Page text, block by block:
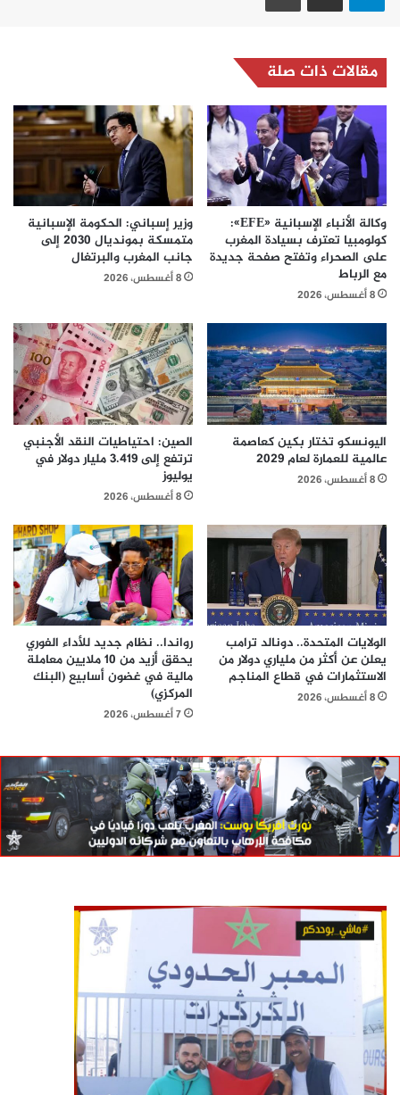
مقالات ذات صلة
وكالة الأنباء الإسبانية «EFE»:
كولومبيا تعترف بسيادة المغرب
على الصحراء وتفتح صفحة جديدة
مع الرباط
8 أغسطس، 2026
وزير إسباني: الحكومة الإسبانية
متمسكة بمونديال 2030 إلى
جانب المغرب والبرتغال
8 أغسطس، 2026
اليونسكو تختار بكين كعاصمة
عالمية للعمارة لعام 2029
8 أغسطس، 2026
الصين: احتياطيات النقد الأجنبي
ترتفع إلى 3.419 مليار دولار في
يوليوز
8 أغسطس، 2026
الولايات المتحدة.. دونالد ترامب
يعلن عن أكثر من ملياري دولار من
الاستثمارات في قطاع المناجم
8 أغسطس، 2026
رواندا.. نظام جديد للأداء الفوري
يحقق أزيد من 10 ملايين معاملة
مالية في غضون أسابيع (البنك
المركزي)
7 أغسطس، 2026